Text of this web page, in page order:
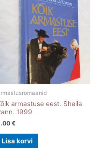
armastuse eest. Sheila
1999
€
Lisa korvi